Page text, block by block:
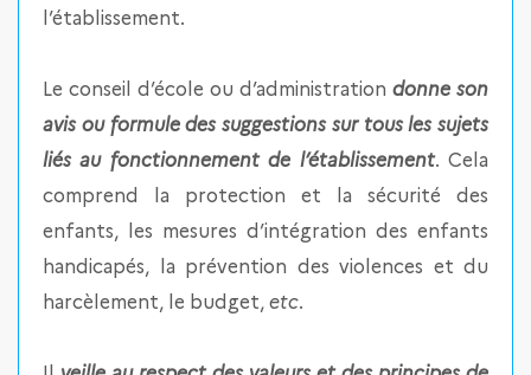
l’établissement.
Le conseil d’école ou d’administration donne son
avis ou formule des suggestions sur tous les sujets
liés au fonctionnement de l’établissement. Cela
comprend la protection et la sécurité des
enfants, les mesures d’intégration des enfants
handicapés, la prévention des violences et du
harcèlement, le budget, etc.